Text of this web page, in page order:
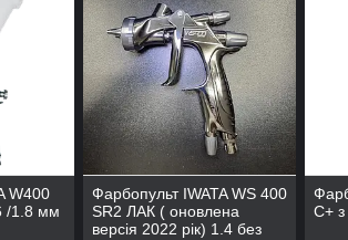
W400
/1.8 мм
Фарбопульт IWATA WS 400
SR2 ЛАК ( оновлена
версія 2022 рік) 1.4 без
C+